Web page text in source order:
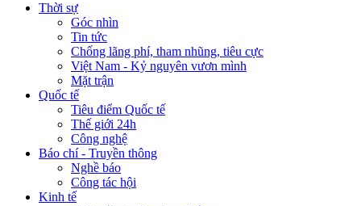
Thời sự
Góc nhìn
Tin tức
Chống lãng phí, tham nhũng, tiêu cực
Việt Nam - Kỷ nguyên vươn mình
Mặt trận
Quốc tế
Tiêu điểm Quốc tế
Thế giới 24h
Công nghệ
Báo chí - Truyền thông
Nghề báo
Công tác hội
Kinh tế